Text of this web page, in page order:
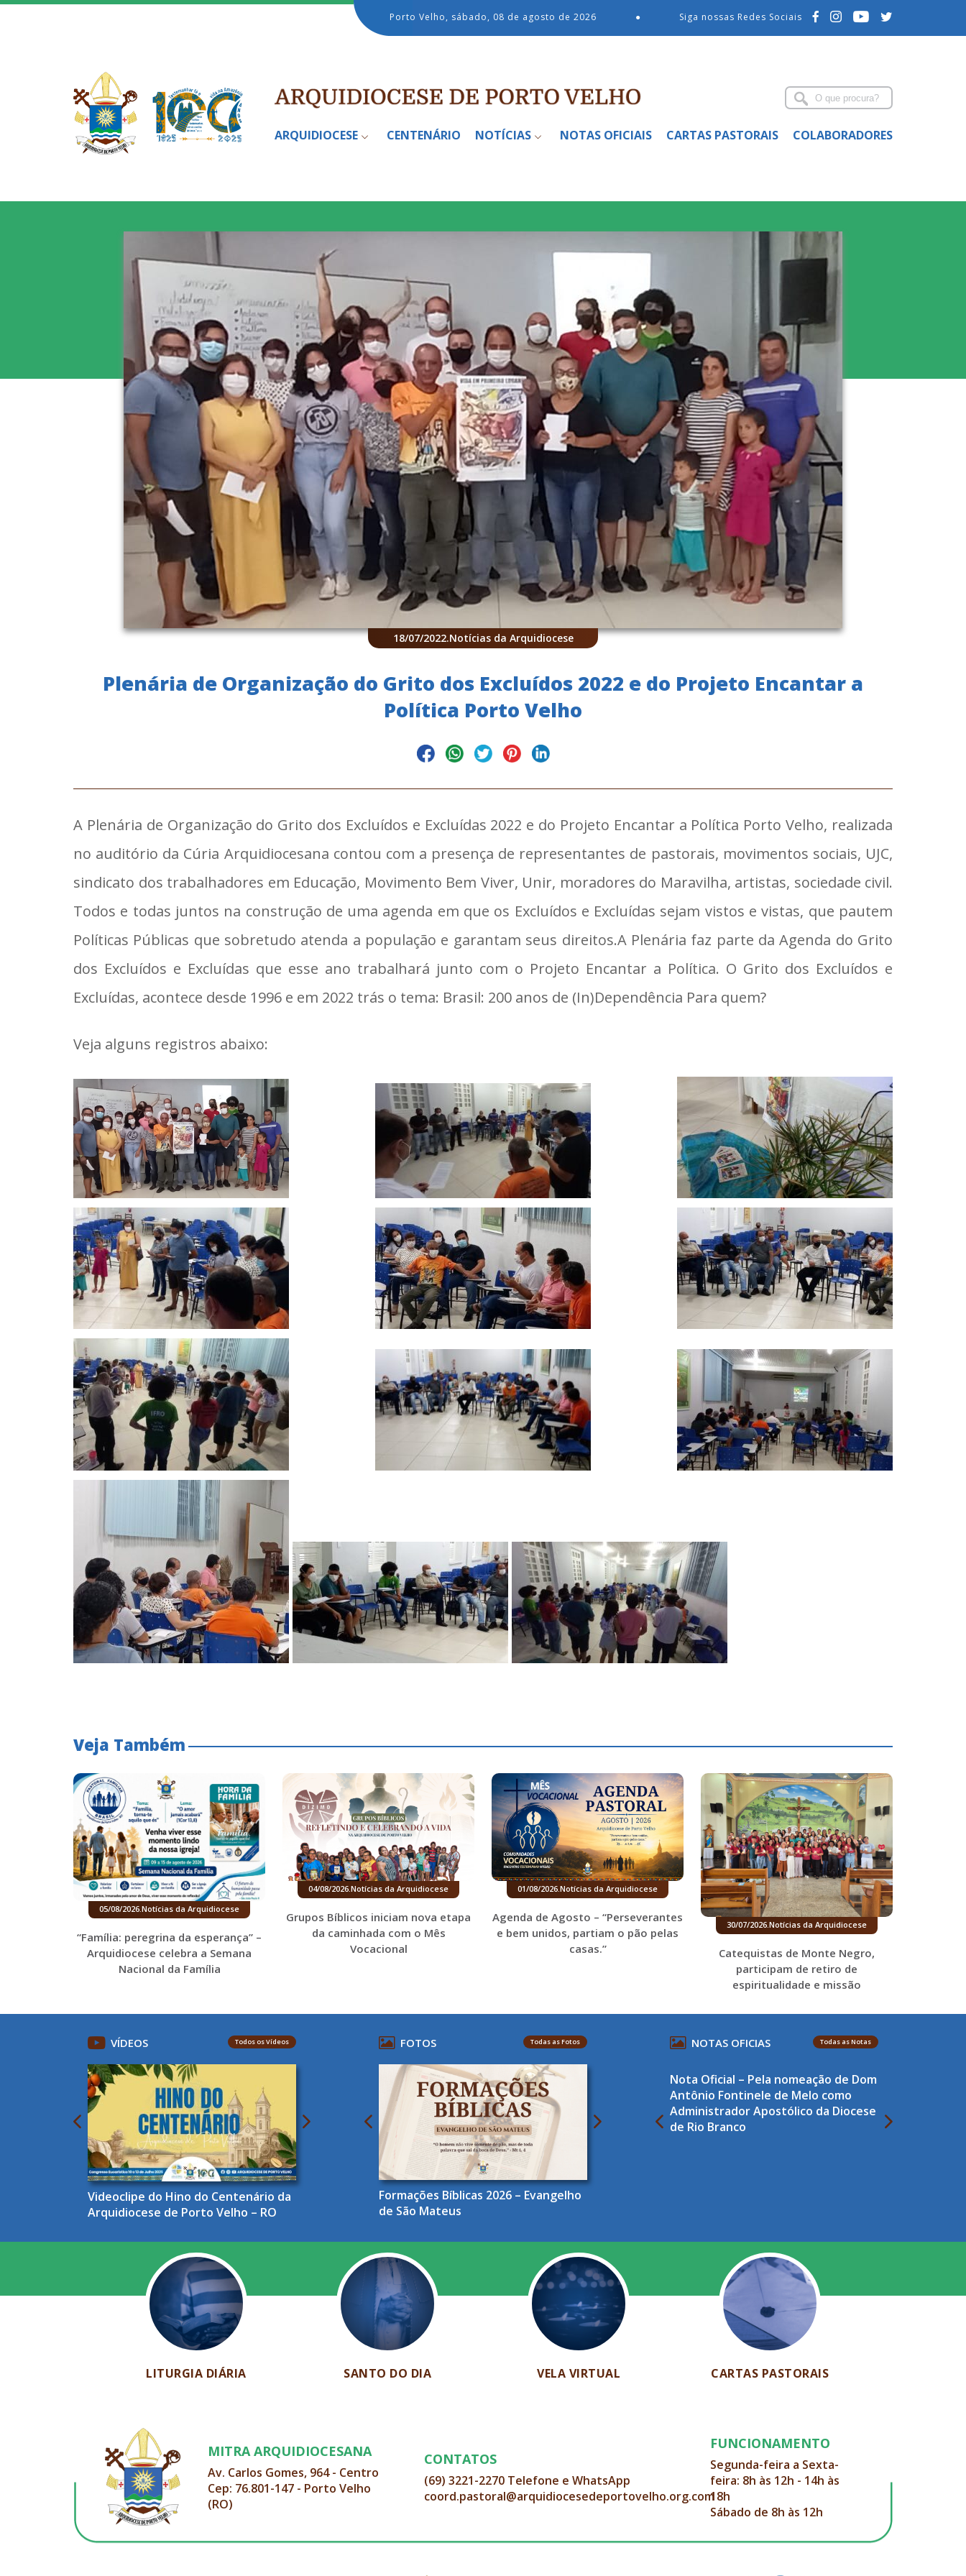
Porto Velho, sábado, 08 de agosto de 2026 ● Siga nossas Redes Sociais
ARQUIDIOCESE CENTENÁRIO NOTÍCIAS NOTAS OFICIAIS CARTAS PASTORAIS COLABORADORES
18/07/2022.Notícias da Arquidiocese
Plenária de Organização do Grito dos Excluídos 2022 e do Projeto Encantar a
Política Porto Velho
A Plenária de Organização do Grito dos Excluídos e Excluídas 2022 e do Projeto Encantar a Política Porto Velho, realizada
no auditório da Cúria Arquidiocesana contou com a presença de representantes de pastorais, movimentos sociais, UJC,
sindicato dos trabalhadores em Educação, Movimento Bem Viver, Unir, moradores do Maravilha, artistas, sociedade civil.
Todos e todas juntos na construção de uma agenda em que os Excluídos e Excluídas sejam vistos e vistas, que pautem
Políticas Públicas que sobretudo atenda a população e garantam seus direitos.A Plenária faz parte da Agenda do Grito
dos Excluídos e Excluídas que esse ano trabalhará junto com o Projeto Encantar a Política. O Grito dos Excluídos e
Excluídas, acontece desde 1996 e em 2022 trás o tema: Brasil: 200 anos de (In)Dependência Para quem?
Veja alguns registros abaixo:
Veja Também
05/08/2026 Notícias da Arquidiocese
“Família: peregrina da esperança” –
Arquidiocese celebra a Semana
Nacional da Família
04/08/2026.Notícias da Arquidiocese
Grupos Bíblicos iniciam nova etapa
da caminhada com o Mês
Vocacional
01/08/2026.Notícias da Arquidiocese
Agenda de Agosto – “Perseverantes
e bem unidos, partiam o pão pelas
casas.”
30/07/2026.Notícias da Arquidiocese
Catequistas de Monte Negro,
participam de retiro de
espiritualidade e missão
VÍDEOS Todos os Vídeos
Videoclipe do Hino do Centenário da
Arquidiocese de Porto Velho – RO
FOTOS Todas as Fotos
Formações Bíblicas 2026 – Evangelho
de São Mateus
NOTAS OFICIAS Todas as Notas
Nota Oficial – Pela nomeação de Dom
Antônio Fontinele de Melo como
Administrador Apostólico da Diocese
de Rio Branco
LITURGIA DIÁRIA SANTO DO DIA VELA VIRTUAL CARTAS PASTORAIS
MITRA ARQUIDIOCESANA
Av. Carlos Gomes, 964 - Centro
Cep: 76.801-147 - Porto Velho
(RO)
CONTATOS
(69) 3221-2270 Telefone e WhatsApp
coord.pastoral@arquidiocesedeportovelho.org.com
FUNCIONAMENTO
Segunda-feira a Sexta-
feira: 8h às 12h - 14h às
18h
Sábado de 8h às 12h